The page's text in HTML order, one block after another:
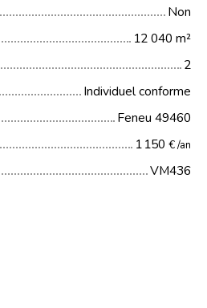
Non
12 040 m²
2
Individuel conforme
Feneu 49460
1 150 € /an
VM436